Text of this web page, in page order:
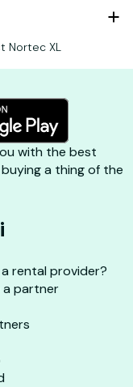
Nortec XL
with the best
a thing of the
rental provider?
a partner